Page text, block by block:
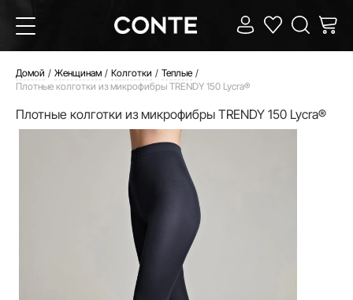
Домой Женщинам Колготки
Теплые
Плотные колготки из микрофибры TRENDY 150 Lycra®
Плотные колготки из микрофибры TRENDY 150 Lycra®